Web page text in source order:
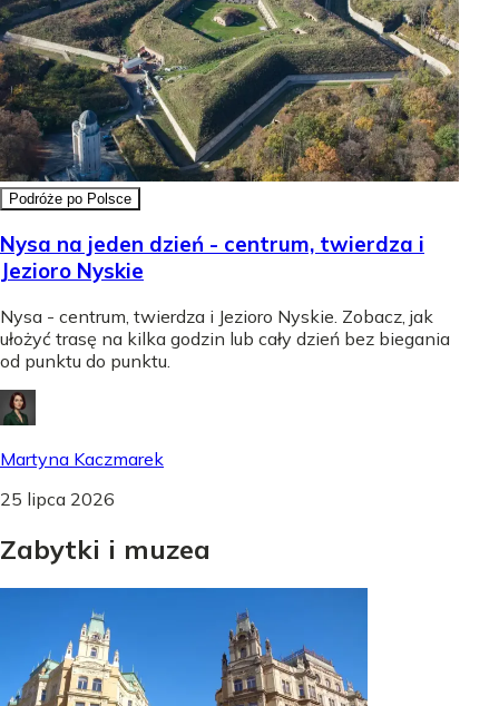
Podróże po Polsce
Nysa na jeden dzień - centrum, twierdza i
Jezioro Nyskie
Nysa - centrum, twierdza i Jezioro Nyskie. Zobacz, jak
ułożyć trasę na kilka godzin lub cały dzień bez biegania
od punktu do punktu.
Martyna Kaczmarek
25 lipca 2026
Zabytki i muzea